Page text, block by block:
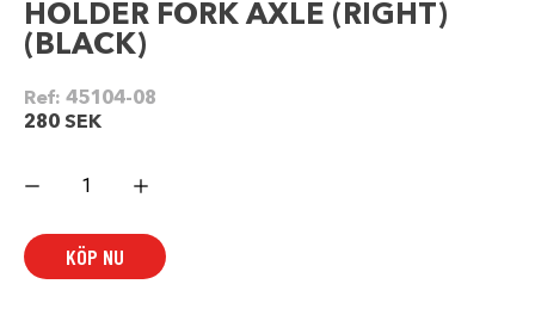
HOLDER FORK AXLE (RIGHT)
(BLACK)
Ref: 45104-08
280 SEK
FORK
(BLACK)
mängd
KÖP NU